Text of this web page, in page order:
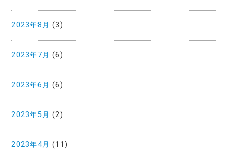
2023年8月 (3)
2023年7月 (6)
2023年6月 (6)
2023年5月 (2)
2023年4月 (11)